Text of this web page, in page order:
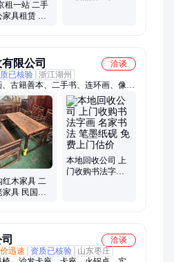
租一站 二手
家具租赁 老
限公司
洽谈
已核验 浙江湖州
古籍善本、二手书、连环画、像
民国老物件
红木家具 二
具 民国老
本地回收公司 上
门收购书法字画
洽谈
迅速 资质已核验
山东枣庄